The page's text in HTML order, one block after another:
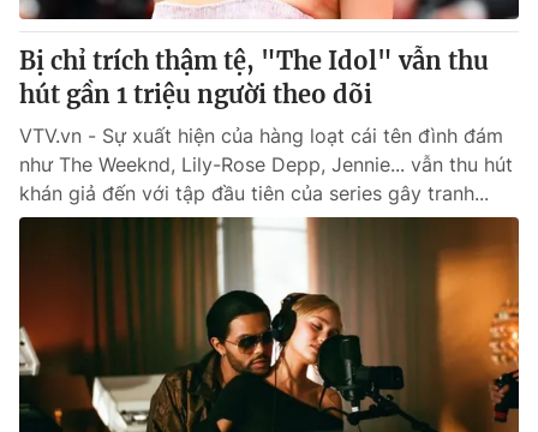
Góc doanh nghiệp
Truyền hình
Phim VTV
Hậu trường
Nhân vật
Khán giả
Giải trí
Điện ảnh
Âm nhạc
Đời sống
Du lịch
Chất lượng cuộc sống
Học trực tuyến
Hitech Công nghệ tương lai
Sản phẩm
Giao lưu trực tuyến
Bị chỉ trích thậm tệ, "The Idol" vẫn thu
hút gần 1 triệu người theo dõi
VTV.vn - Sự xuất hiện của hàng loạt cái tên đình đám
như The Weeknd, Lily-Rose Depp, Jennie... vẫn thu hút
khán giả đến với tập đầu tiên của series gây tranh...